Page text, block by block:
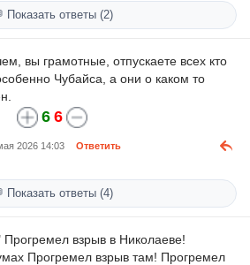
Показать ответы (2)
вы грамотные, отпускаете всех кто
Чубайса, а они о каком то
6 6
2026 14:03 Ответить
Показать ответы (4)
взрыв в Николаеве!
Прогремел взрыв там! Прогремел